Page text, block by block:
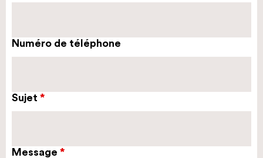
Numéro de téléphone
Sujet
Message